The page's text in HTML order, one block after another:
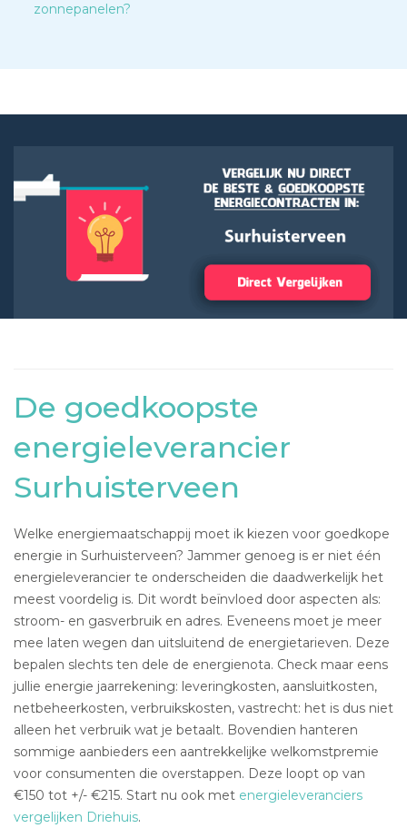
zonnepanelen?
De goedkoopste
energieleverancier
Surhuisterveen
Welke energiemaatschappij moet ik kiezen voor goedkope
energie in Surhuisterveen? Jammer genoeg is er niet één
energieleverancier te onderscheiden die daadwerkelijk het
meest voordelig is. Dit wordt beïnvloed door aspecten als:
stroom- en gasverbruik en adres. Eveneens moet je meer
mee laten wegen dan uitsluitend de energietarieven. Deze
bepalen slechts ten dele de energienota. Check maar eens
jullie energie jaarrekening: leveringkosten, aansluitkosten,
netbeheerkosten, verbruikskosten, vastrecht: het is dus niet
alleen het verbruik wat je betaalt. Bovendien hanteren
sommige aanbieders een aantrekkelijke welkomstpremie
voor consumenten die overstappen. Deze loopt op van
€150 tot +/- €215. Start nu ook met energieleveranciers
vergelijken Driehuis.